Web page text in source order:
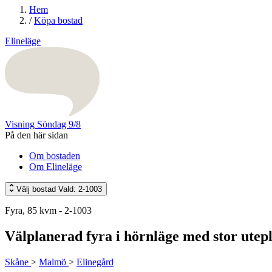
Hem
/ Köpa bostad
Elineläge
Visning Söndag 9/8
På den här sidan
Om bostaden
Om Elineläge
Välj bostad Vald: 2-1003
Fyra, 85 kvm - 2-1003
Välplanerad fyra i hörnläge med stor
Skåne > Malmö > Elinegård